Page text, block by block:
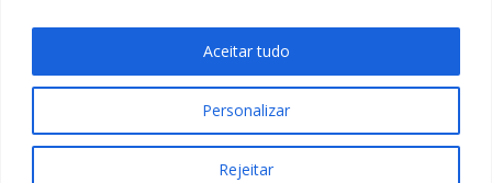
Personalizar
Rejeitar
Aceitar tudo
Todos os direitos reservados ao Informe Blumenau